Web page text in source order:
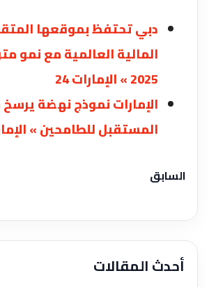
دبي تحتفظ بموقعها
المالية العالمية مع نمو
2025 » الإمارات 24
الإمارات نموذج نهضة
المستقبل للطامحين »
السابق
أحدث المقالات